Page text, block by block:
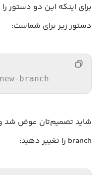
برای اینکه این دو دستور
دستور زیر برای شماست:
branch
شاید تصمیم‌تان عوض شد
branch را تغییر دهید: